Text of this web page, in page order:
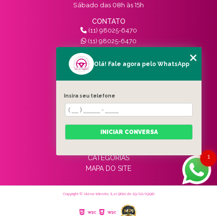
Sábado das 08h às 15h
CONTATO
(11) 98025-6470
(11) 98025-6470
contato@vivinotransito.com.br
SIGA-NOS!
MENU
HOME
QUEM SOMOS
SERVIÇOS
BLOG
CATEGORIAS
MAPA DO SITE
Copyright © Vivi no trânsito. (Lei 9610 de 19/02/1998)
W3C W3C
1
Olá! Fale agora pelo WhatsApp
Insira seu telefone
INICIAR CONVERSA